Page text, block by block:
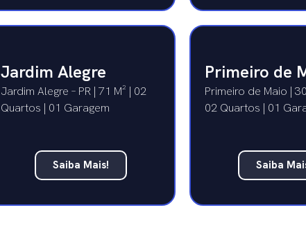
Jardim Alegre
Jardim Alegre – PR | 71 M² | 02
Quartos | 01 Garagem
Saiba Mais!
Primeiro de
Primeiro de Maio |
02 Quartos | 01
Saiba